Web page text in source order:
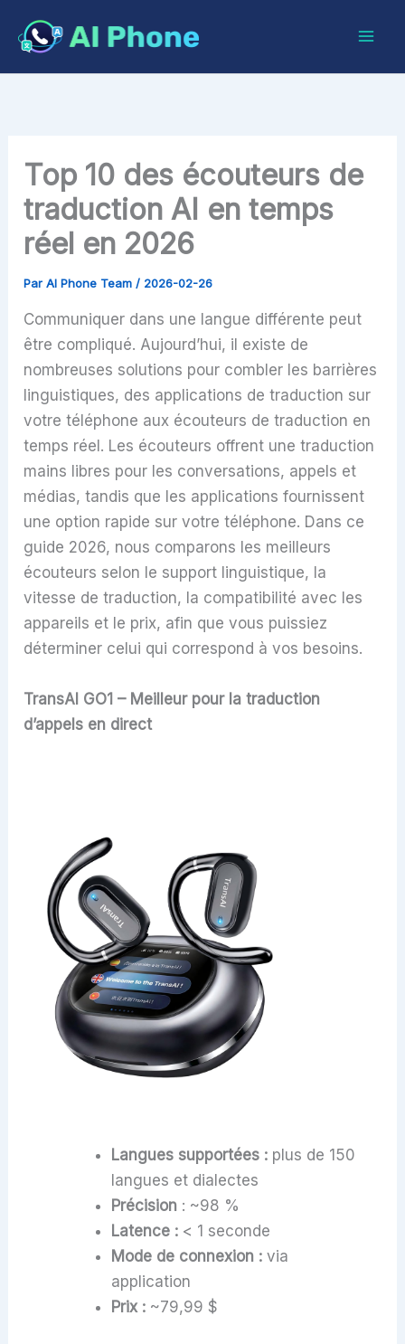
Top 10 des écouteurs de
traduction AI en temps
réel en 2026
ParAI Phone Team/ 2026-02-26
Communiquer dans une langue différente peut
être compliqué. Aujourd’hui, il existe de
nombreuses solutions pour combler les barrières
linguistiques, des applications de traduction sur
votre téléphone aux écouteurs de traduction en
temps réel. Les écouteurs offrent une traduction
mains libres pour les conversations, appels et
médias, tandis que les applications fournissent
une option rapide sur votre téléphone. Dans ce
guide 2026, nous comparons les meilleurs
écouteurs selon le support linguistique, la
vitesse de traduction, la compatibilité avec les
appareils et le prix, afin que vous puissiez
déterminer celui qui correspond à vos besoins.
TransAI GO1 – Meilleur pour la traduction
d’appels en direct
Langues supportées :plus de 150
langues et dialectes
Précision : ~98 %
Latence : < 1 seconde
Mode de connexion :via
application
Prix : ~79,99 $